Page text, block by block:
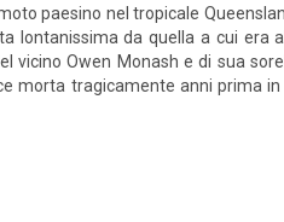
paesino nel tropicale
lontanissima da quella a cui era
vicino Owen Monash e di sua
morta tragicamente anni prima